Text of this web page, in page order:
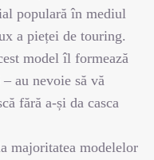
populară în mediul
a pieței de touring.
model îl formează
au nevoie să vă
fără a-și da casca
majoritatea modelelor